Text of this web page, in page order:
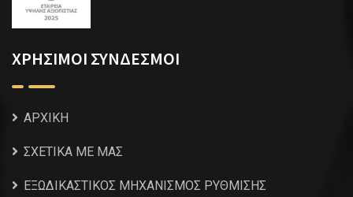
ΧΡΗΣΙΜΟΙ ΣΥΝΔΕΣΜΟΙ
ΑΡΧΙΚΗ
ΣΧΕΤΙΚΑ ΜΕ ΜΑΣ
ΕΞΩΔΙΚΑΣΤΙΚΟΣ ΜΗΧΑΝΙΣΜΟΣ ΡΥΘΜΙΣΗΣ